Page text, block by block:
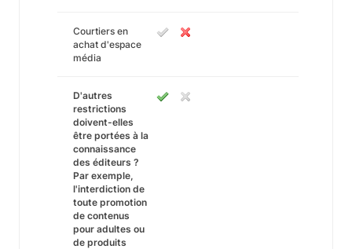
Courtiers en
achat d'espace
média
D'autres
restrictions
doivent-elles
être portées à la
connaissance
des éditeurs ?
Par exemple,
l'interdiction de
toute promotion
de contenus
pour adultes ou
de produits